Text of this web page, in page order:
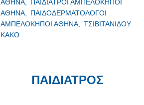
ΑΘΗΝΑ,
ΠΑΙΔΙΑΤΡΟΙ ΑΜΠΕΛΟΚΗΠΟΙ
ΑΘΗΝΑ,
ΠΑΙΔΟΔΕΡΜΑΤΟΛΟΓΟΙ
ΑΜΠΕΛΟΚΗΠΟΙ ΑΘΗΝΑ,
ΤΣΙΒΙΤΑΝΙΔΟΥ
ΚΑΚΟ
ΠΑΙΔΙΑΤΡΟΣ